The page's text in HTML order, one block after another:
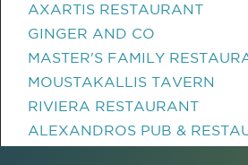
AXARTIS RESTAURANT
GINGER AND CO
MASTER'S FAMILY
MOUSTAKALLIS TAVERN
RIVIERA RESTAURANT
ALEXANDROS PUB &